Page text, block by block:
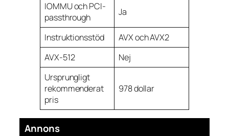
IOMMU och PCI-
passthrough
Ja
Instruktionsstöd
AVX och AVX2
AVX-512
Nej
Ursprungligt
rekommenderat
pris
978 dollar
Annons